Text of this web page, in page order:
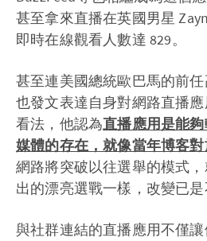
甚至拿來直播在英國男星
即時在線觀看人數達 829。
甚至連美國總統歐巴馬的前
也發文表達自身對網路直播
看法，他認為直播應用是能
媒體的存在，就像當年博客
網路將突破以往選舉的模式
出的漂亮選戰一樣，改變已是
與社群連結的直播應用不僅